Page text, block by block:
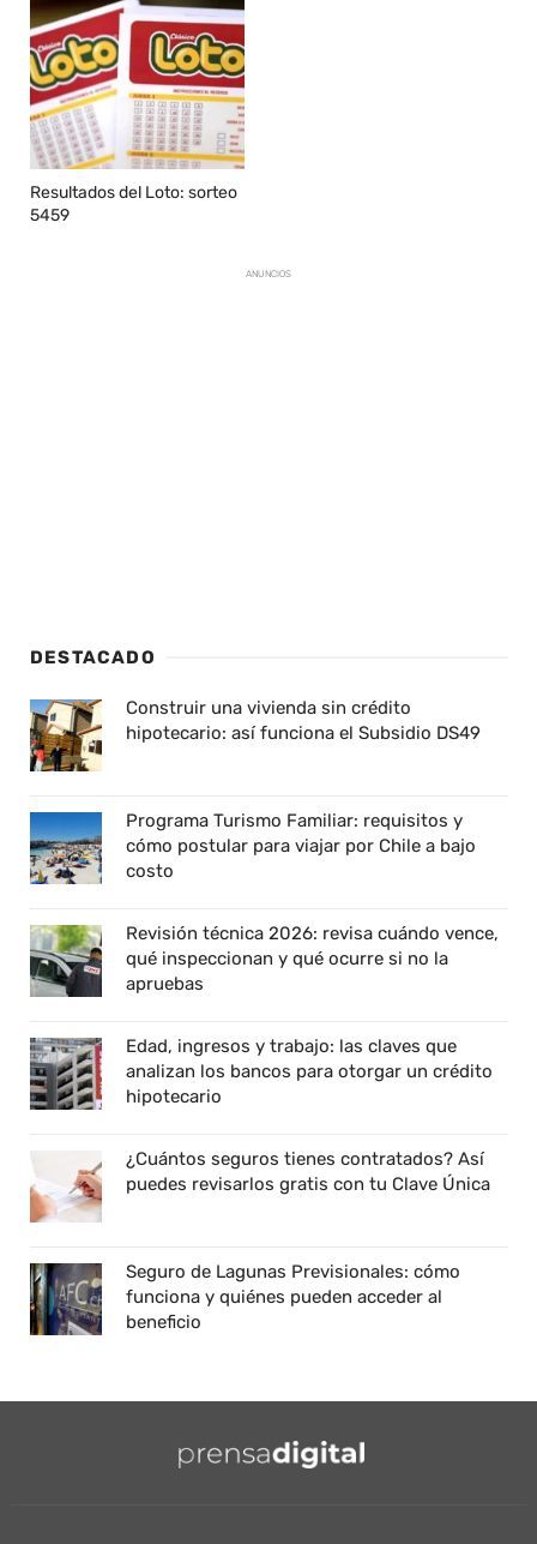
Resultados del Loto: sorteo
5459
ANUNCIOS
DESTACADO
Construir una vivienda sin crédito
hipotecario: así funciona el Subsidio DS49
Programa Turismo Familiar: requisitos y
cómo postular para viajar por Chile a bajo
costo
Revisión técnica 2026: revisa cuándo vence,
qué inspeccionan y qué ocurre si no la
apruebas
Edad, ingresos y trabajo: las claves que
analizan los bancos para otorgar un crédito
hipotecario
¿Cuántos seguros tienes contratados? Así
puedes revisarlos gratis con tu Clave Única
Seguro de Lagunas Previsionales: cómo
funciona y quiénes pueden acceder al
beneficio